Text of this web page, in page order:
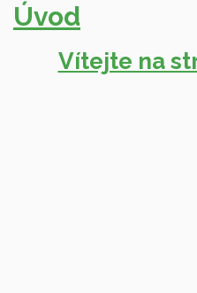
Úvod
Vítejte na